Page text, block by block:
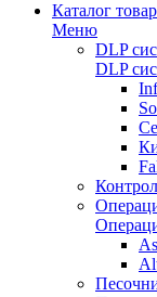
Каталог
Меню
DLP
DLP